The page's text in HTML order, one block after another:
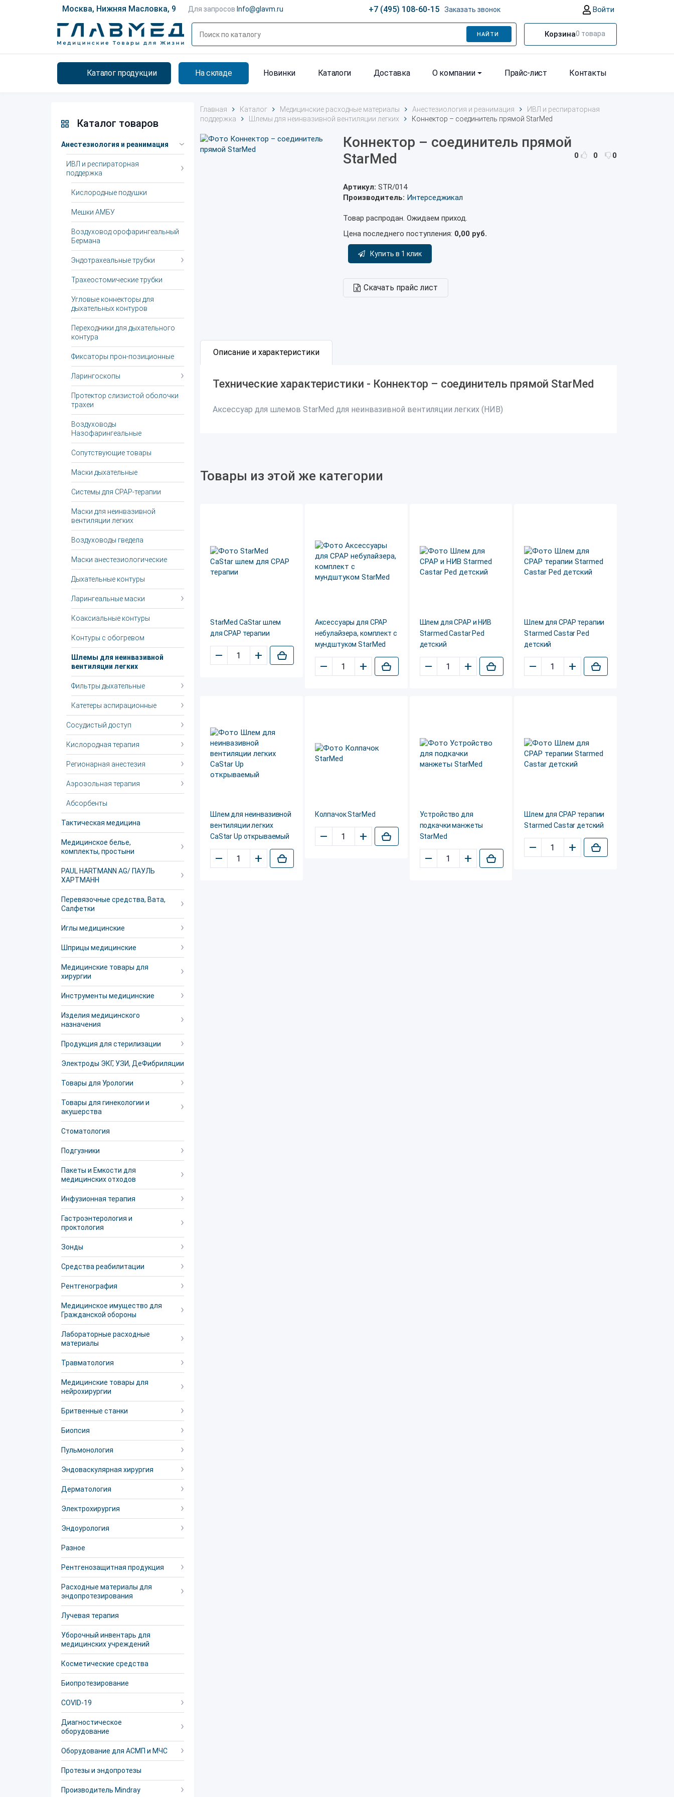
Москва, Нижняя Масловка, 9 Для запросов Info@glavm.ru +7 (495) 108-60-15 Заказать звонок Войти
НАЙТИ Корзина0 товара
Каталог продукции На складе Новинки Каталоги Доставка О компании Прайс-лист Контакты
Каталог товаров
Анестезиология и реанимация
ИВЛ и респираторная
поддержка
Кислородные подушки
Мешки АМБУ
Воздуховод орофарингеальный
Бермана
Эндотрахеальные трубки
Трахеостомические трубки
Угловые коннекторы для
дыхательных контуров
Переходники для дыхательного
контура
Фиксаторы прон-позиционные
Ларингоскопы
Протектор слизистой оболочки
трахеи
Воздуховоды
Назофарингеальные
Сопутствующие товары
Маски дыхательные
Системы для CPAP-терапии
Маски для неинвазивной
вентиляции легких
Воздуховоды гведела
Маски анестезиологические
Дыхательные контуры
Ларингеальные маски
Коаксиальные контуры
Контуры с обогревом
Шлемы для неинвазивной
вентиляции легких
Фильтры дыхательные
Катетеры аспирационные
Сосудистый доступ
Кислородная терапия
Регионарная анестезия
Аэрозольная терапия
Абсорбенты
Тактическая медицина
Медицинское белье,
комплекты, простыни
PAUL HARTMANN AG/ ПАУЛЬ
ХАРТМАНН
Перевязочные средства, Вата,
Салфетки
Иглы медицинские
Шприцы медицинские
Медицинские товары для
хирургии
Инструменты медицинские
Изделия медицинского
назначения
Продукция для стерилизации
Электроды ЭКГ, УЗИ, ДеФибриляции
Товары для Урологии
Товары для гинекологии и
акушерства
Стоматология
Подгузники
Пакеты и Емкости для
медицинских отходов
Инфузионная терапия
Гастроэнтерология и
проктология
Зонды
Средства реабилитации
Рентгенография
Медицинское имущество для
Гражданской обороны
Лабораторные расходные
материалы
Травматология
Медицинские товары для
нейрохирургии
Бритвенные станки
Биопсия
Пульмонология
Эндоваскулярная хирургия
Дерматология
Электрохирургия
Эндоурология
Разное
Рентгенозащитная продукция
Расходные материалы для
эндопротезирования
Лучевая терапия
Уборочный инвентарь для
медицинских учреждений
Косметические средства
Биопротезирование
COVID-19
Диагностическое
оборудование
Оборудование для АСМП и МЧС
Протезы и эндопротезы
Производитель Mindray
Главная Каталог Медицинские расходные материалы Анестезиология и реанимация
ИВЛ и респираторная
поддержка
Шлемы для неинвазивной вентиляции легких Коннектор – соединитель прямой StarMed
Коннектор – соединитель прямой
StarMed
0 0 0
Артикул: STR/014
Производитель: Интерседжикал
Товар распродан. Ожидаем приход.
Цена последнего поступления: 0,00 руб.
Купить в 1 клик
Скачать прайс лист
Описание и характеристики
Технические характеристики - Коннектор – соединитель прямой StarMed
Аксессуар для шлемов StarMed для неинвазивной вентиляции легких (НИВ)
Товары из этой же категории
StarMed CaStar шлем
для CPAP терапии
– +
Аксессуары для СРАP
небулайзера, комплект с
мундштуком StarMed
– +
Шлем для CPAP и НИВ
Starmed Castar Ped
детский
– +
Шлем для CPAP терапии
Starmed Castar Ped
детский
– +
Шлем для неинвазивной
вентиляции легких
CaStar Up открываемый
– +
Колпачок StarMed
– +
Устройство для
подкачки манжеты
StarMed
– +
Шлем для CPAP терапии
Starmed Castar детский
– +